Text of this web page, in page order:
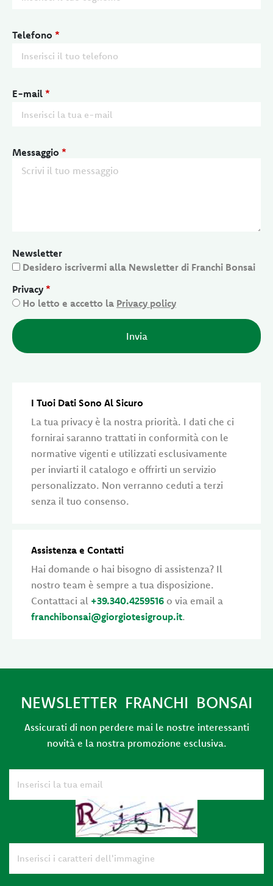
Telefono *
E-mail *
Messaggio *
Newsletter
Desidero iscrivermi alla Newsletter di Franchi Bonsai
Privacy *
Ho letto e accetto la Privacy policy
I Tuoi Dati Sono Al Sicuro
La tua privacy è la nostra priorità. I dati che ci
fornirai saranno trattati in conformità con le
normative vigenti e utilizzati esclusivamente
per inviarti il catalogo e offrirti un servizio
personalizzato. Non verranno ceduti a terzi
senza il tuo consenso.
Assistenza e Contatti
Hai domande o hai bisogno di assistenza? Il
nostro team è sempre a tua disposizione.
Contattaci al +39.340.4259516 o via email a
franchibonsai@giorgiotesigroup.it.
NEWSLETTER FRANCHI BONSAI
Assicurati di non perdere mai le nostre interessanti
novità e la nostra promozione esclusiva.